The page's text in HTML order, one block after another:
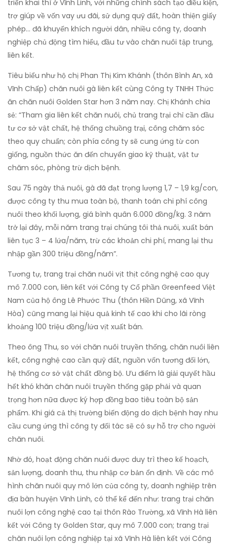
triển khai thì ở Vĩnh Linh, với những chính sách tạo điều kiện,
trợ giúp về vốn vay ưu đãi, sử dụng quỹ đất, hoàn thiện giấy
phép… đã khuyến khích người dân, nhiều công ty, doanh
nghiệp chủ động tìm hiểu, đầu tư vào chăn nuôi tập trung,
liên kết.
Tiêu biểu như hộ chị Phan Thị Kim Khánh (thôn Bình An, xã
Vĩnh Chấp) chăn nuôi gà liên kết cùng Công ty TNHH Thức
ăn chăn nuôi Golden Star hơn 3 năm nay. Chị Khánh chia
sẻ: “Tham gia liên kết chăn nuôi, chủ trang trại chỉ cần đầu
tư cơ sở vật chất, hệ thống chuồng trại, công chăm sóc
theo quy chuẩn; còn phía công ty sẽ cung ứng từ con
giống, nguồn thức ăn đến chuyển giao kỹ thuật, vật tư
chăm sóc, phòng trừ dịch bệnh.
Sau 75 ngày thả nuôi, gà đã đạt trọng lượng 1,7 – 1,9 kg/con,
được công ty thu mua toàn bộ, thanh toán chi phí công
nuôi theo khối lượng, giá bình quân 6.000 đồng/kg. 3 năm
trở lại đây, mỗi năm trang trại chúng tôi thả nuôi, xuất bán
liên tục 3 – 4 lứa/năm, trừ các khoản chi phí, mang lại thu
nhập gần 300 triệu đồng/năm”.
Tương tự, trang trại chăn nuôi vịt thịt công nghệ cao quy
mô 7.000 con, liên kết với Công ty Cổ phần Greenfeed Việt
Nam của hộ ông Lê Phước Thu (thôn Hiền Dũng, xã Vĩnh
Hòa) cũng mang lại hiệu quả kinh tế cao khi cho lãi ròng
khoảng 100 triệu đồng/lứa vịt xuất bán.
Theo ông Thu, so với chăn nuôi truyền thống, chăn nuôi liên
kết, công nghệ cao cần quỹ đất, nguồn vốn tương đối lớn,
hệ thống cơ sở vật chất đồng bộ. Ưu điểm là giải quyết hầu
hết khó khăn chăn nuôi truyền thống gặp phải và quan
trọng hơn nữa được ký hợp đồng bao tiêu toàn bộ sản
phẩm. Khi giá cả thị trường biến động do dịch bệnh hay nhu
cầu cung ứng thì công ty đối tác sẽ có sự hỗ trợ cho người
chăn nuôi.
Nhờ đó, hoạt động chăn nuôi được duy trì theo kế hoạch,
sản lượng, doanh thu, thu nhập cơ bản ổn định. Về các mô
hình chăn nuôi quy mô lớn của công ty, doanh nghiệp trên
địa bàn huyện Vĩnh Linh, có thể kể đến như: trang trại chăn
nuôi lợn công nghệ cao tại thôn Rào Trường, xã Vĩnh Hà liên
kết với Công ty Golden Star, quy mô 7.000 con; trang trại
chăn nuôi lợn công nghiệp tại xã Vĩnh Hà liên kết với Công